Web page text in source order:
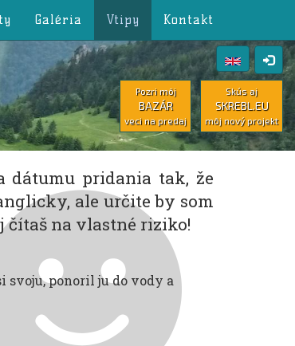
Galéria Vtipy Kontakt
Skús aj
SKREBL.EU
môj nový projekt
Pozri môj
BAZÁR
veci na predaj
dátumu pridania tak, že
ale určite by som
čítaš na vlastné riziko!
svoju, ponoril ju do vody a